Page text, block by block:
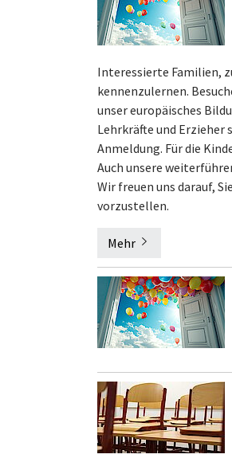
Interessierte Familien,
kennenzulernen.
unser europäisches
Lehrkräfte und Erzieher
Anmeldung. Für die
Auch unsere
Wir freuen uns darauf,
vorzustellen.
Mehr